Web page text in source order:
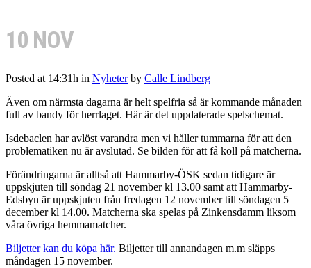
10 NOV
Posted at 14:31h in Nyheter by Calle Lindberg
Även om närmsta dagarna är helt spelfria så är kommande månaden
full av bandy för herrlaget. Här är det uppdaterade spelschemat.
Isdebaclen har avlöst varandra men vi håller tummarna för att den
problematiken nu är avslutad. Se bilden för att få koll på matcherna.
Förändringarna är alltså att Hammarby-ÖSK sedan tidigare är
uppskjuten till söndag 21 november kl 13.00 samt att Hammarby-
Edsbyn är uppskjuten från fredagen 12 november till söndagen 5
december kl 14.00. Matcherna ska spelas på Zinkensdamm liksom
våra övriga hemmamatcher.
Biljetter kan du köpa här. Biljetter till annandagen m.m släpps
måndagen 15 november.